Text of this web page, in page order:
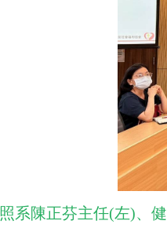
系陳正芬主任(左)、